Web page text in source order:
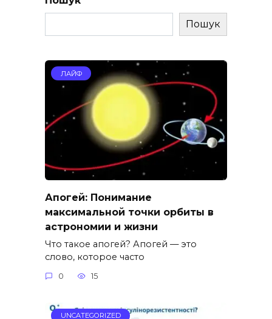
Пошук
ЛАЙФ
Апогей: Понимание
максимальной точки орбиты в
астрономии и жизни
Что такое апогей? Апогей — это
слово, которое часто
0 15
UNCATEGORIZED